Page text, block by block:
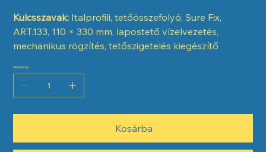
Kulcsszavak: Italprofili, tetőösszefolyó, Sure Fix,
ART.133, 110 × 330 mm, lapostető vízelvezetés,
mechanikus rögzítés, tetőszigetelés kiegészítő
Mennyiség
Kosárba